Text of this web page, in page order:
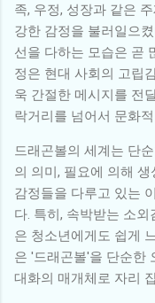
족, 우정, 성장과 같은
강한 감정을 불러일으
선을 다하는 모습은 곧
정은 현대 사회의 고립
욱 간절한 메시지를 전
락거리를 넘어서 문화
드래곤볼의 세계는 단
의 의미, 필요에 의해
감정들을 다루고 있는
다. 특히, 속박받는 소
은 청소년에게도 쉽게
은 '드래곤볼'을 단순한
대화의 매개체로 자리